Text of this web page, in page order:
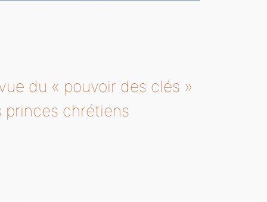
du « pouvoir des clés »
princes chrétiens